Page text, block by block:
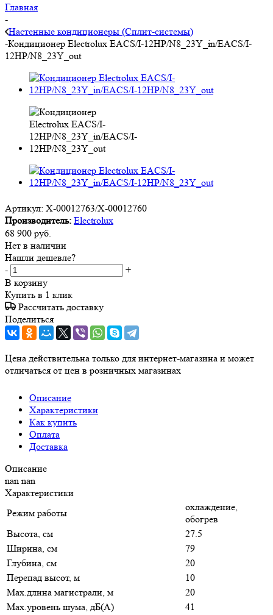
Главная
-
Настенные кондиционеры (Сплит-системы)
-Кондиционер Electrolux EACS/I-12HP/N8_23Y_in/EACS/I-
12HP/N8_23Y_out
Артикул: X-00012763/X-00012760
Производитель: Electrolux
68 900 руб.
Нет в наличии
Нашли дешевле?
-
+
В корзину
Купить в 1 клик
Рассчитать доставку
Поделиться
Цена действительна только для интернет-магазина и может
отличаться от цен в розничных магазинах
Описание
Характеристики
Как купить
Оплата
Доставка
Описание
nan nan
Характеристики
Режим работы
охлаждение,
обогрев
Высота, см
27.5
Ширина, см
79
Глубина, см
20
Перепад высот, м
10
Max.длина магистрали, м
20
Max.уровень шума, дБ(А)
41